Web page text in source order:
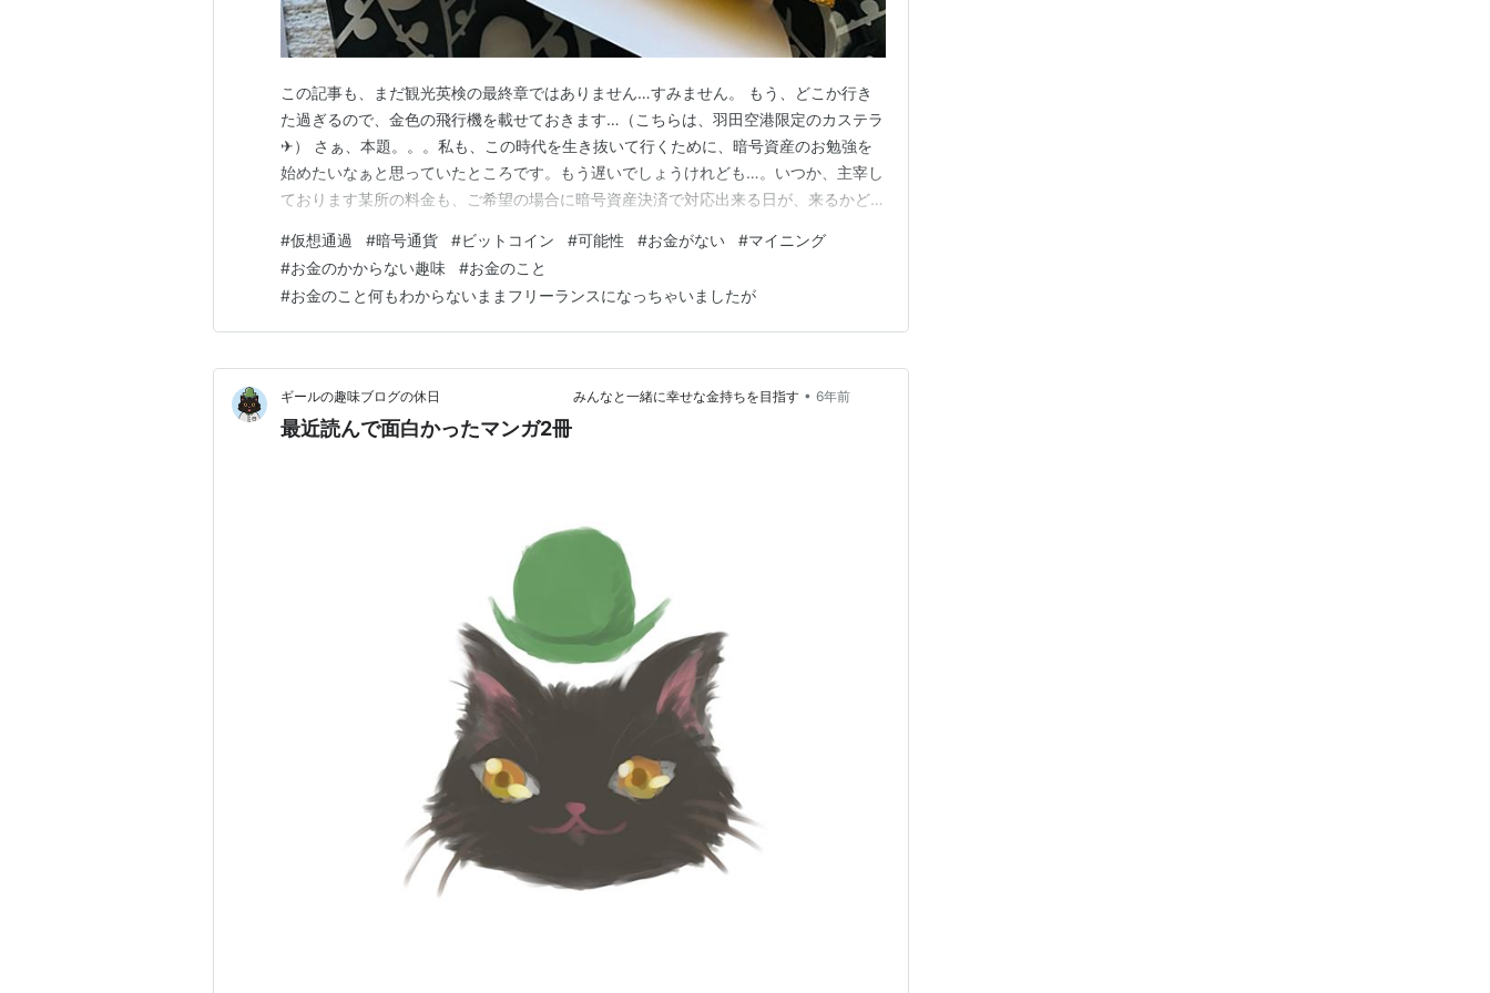
この記事も、まだ観光英検の最終章ではありません…すみません。 もう、どこか行き
た過ぎるので、金色の飛行機を載せておきます…（こちらは、羽田空港限定のカステラ
✈︎） さぁ、本題。。。私も、この時代を生き抜いて行くために、暗号資産のお勉強を
始めたいなぁと思っていたところです。もう遅いでしょうけれども…。いつか、主宰し
ております某所の料金も、ご希望の場合に暗号資産決済で対応出来る日が、来るかどう
まして、とりあえず一歩踏み出して、いろいろ初めてはみたものの…その後ずっと足踏
み状態です🚶‍♀️ なぜかって… 私には、仮想通貨を…
#仮想通過 #暗号通貨 #ビットコイン #可能性 #お金がない #マイニング
#お金のかからない趣味 #お金のこと
#お金のこと何もわからないままフリーランスになっちゃいましたが
ギールの趣味ブログの休日 みんなと一緒に幸せな金持ちを目指す • 6年前
最近読んで面白かったマンガ2冊